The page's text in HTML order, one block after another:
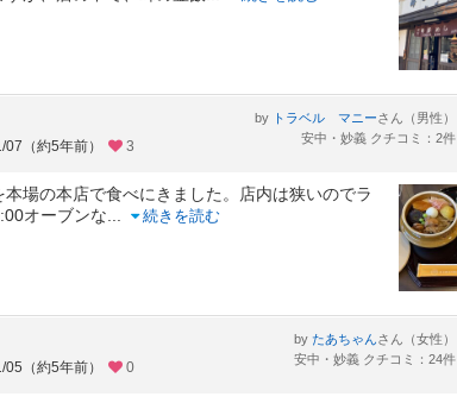
（約5年前） 3
by トラベル マニーさん（男性）
安中・妙義 クチコミ：2件
場の本店で食べにきました。店内は狭いのでラ
オーブンな
続きを読む
（約5年前） 0
by たあちゃんさん（女性）
安中・妙義 クチコミ：24件